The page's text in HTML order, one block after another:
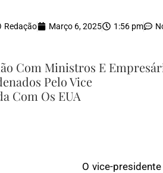
Redação Março 6, 2025 1:56 pm
Com Ministros E
Pelo Vice
Com Os EUA
O vice-